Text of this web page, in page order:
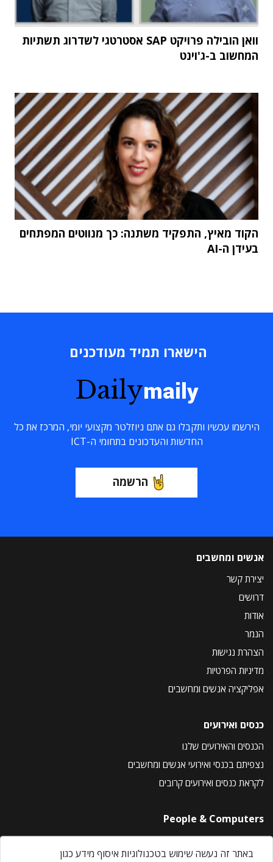
וואן הובילה פרויקט SAP אסטרטגי לשדרוג תשתיות
המחשוב ב-ג'וינט
הקוד מאיץ, התפקיד משתנה: כך מנווטים המפתחים
בעידן ה-AI
הישארו תמיד מעודכנים
Dailymaily
הירשמו עכשיו ותקבלו גם אתם ניוזלטר מקצועי יומי, המרכז את כל
החדשות והעדכונים בתחומי ה-ICT
הרשמה
אנשים ומחשבים
יצירת קשר
דרושים
אודות
הנמר
הצהרת נגישות
מדיניות הפרטיות
אפליקציה אנשים ומחשבים
כנסים ואירועים
הכנסים והאירועים שלנו
נצפיתם בכנסי ואירועי אנשים ומחשבים
לקראת כנסים ואירועים קרובים
People & Computers
About Us
Privacy Policy
באתר זה נעשה שימוש בטכנולוגיות איסוף מידע כגון